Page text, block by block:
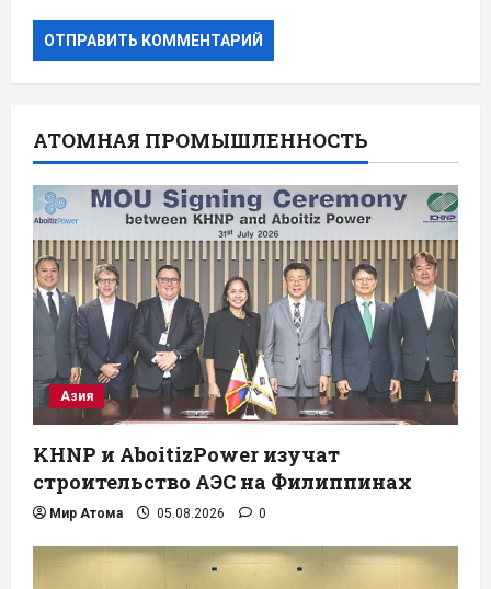
АТОМНАЯ ПРОМЫШЛЕННОСТЬ
Азия
KHNP и AboitizPower изучат
строительство АЭС на Филиппинах
Мир Атома 05.08.2026 0